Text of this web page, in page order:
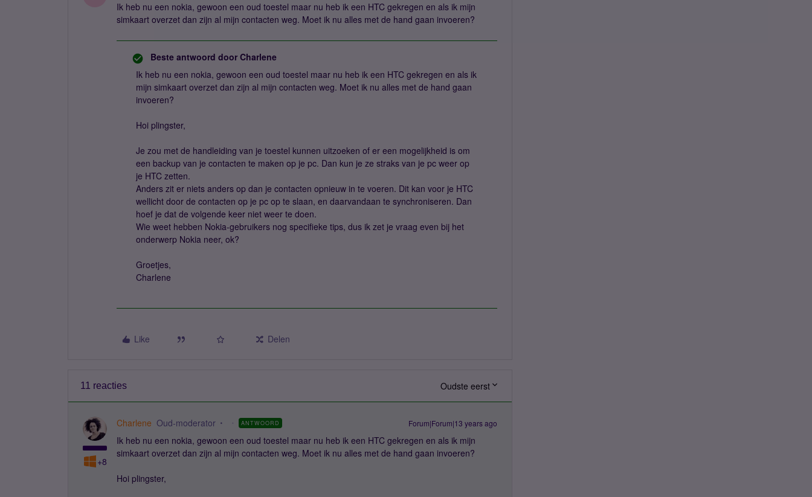
Ik heb nu een nokia, gewoon een oud toestel maar nu heb ik een HTC gekregen en als ik mijn
simkaart overzet dan zijn al mijn contacten weg. Moet ik nu alles met de hand gaan invoeren?
Beste antwoord door Charlene
Ik heb nu een nokia, gewoon een oud toestel maar nu heb ik een HTC gekregen en als ik
mijn simkaart overzet dan zijn al mijn contacten weg. Moet ik nu alles met de hand gaan
invoeren?
Hoi plingster,
Je zou met de handleiding van je toestel kunnen uitzoeken of er een mogelijkheid is om
een backup van je contacten te maken op je pc. Dan kun je ze straks van je pc weer op
je HTC zetten.
Anders zit er niets anders op dan je contacten opnieuw in te voeren. Dit kan voor je HTC
wellicht door de contacten op je pc op te slaan, en daarvandaan te synchroniseren. Dan
hoef je dat de volgende keer niet weer te doen.
Wie weet hebben Nokia-gebruikers nog specifieke tips, dus ik zet je vraag even bij het
onderwerp Nokia neer, ok?
Groetjes,
Charlene
Like Delen
11 reacties Oudste eerst
+8
Charlene Oud-moderator ANTWOORD Forum|Forum|13 years ago
Ik heb nu een nokia, gewoon een oud toestel maar nu heb ik een HTC gekregen en als ik mijn
simkaart overzet dan zijn al mijn contacten weg. Moet ik nu alles met de hand gaan invoeren?
Hoi plingster,